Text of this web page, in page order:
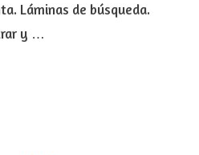
Láminas de búsqueda.
y …